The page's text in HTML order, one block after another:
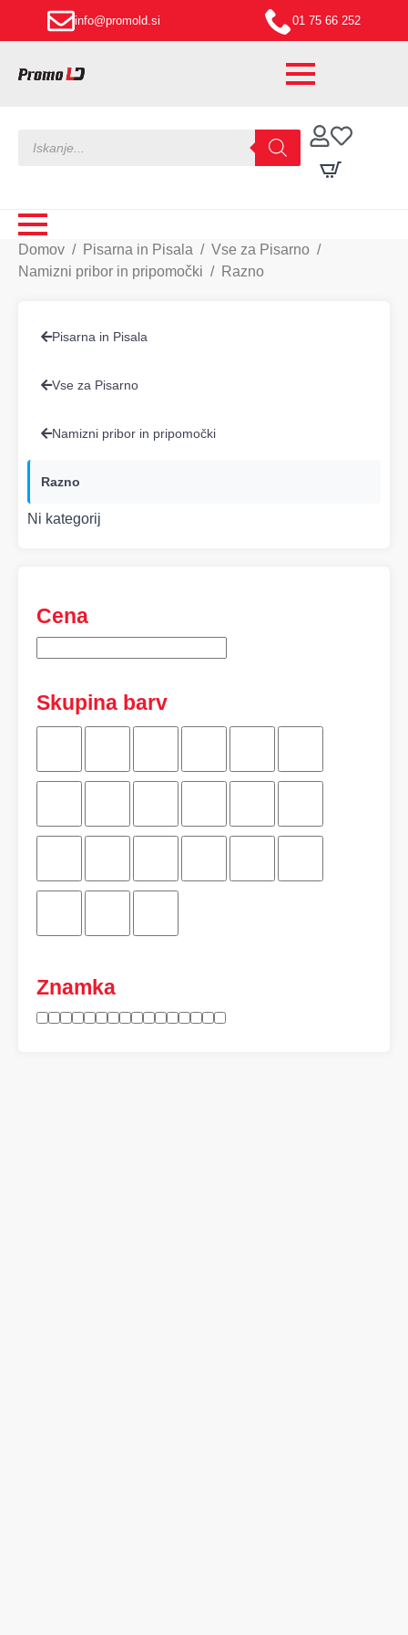
info@promold.si 01 75 66 252
search
Domov Pisarna in Pisala
Vse za Pisarno
Namizni pribor in pripomočki
Razno
Pisarna in Pisala
Vse za Pisarno
Namizni pribor in pripomočki
Razno
Ni kategorij
Cena
Skupina barv
Znamka